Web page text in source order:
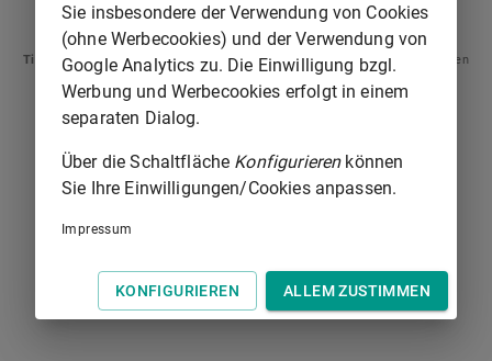
ARTIKEL 1 ARTIKEL 3
Tipp
: Swipen Sie auf dem Bildschirm links oder rechts zur Navigation zwischen
Normen.
Sie insbesondere der Verwendung von Cookies
(ohne Werbecookies) und der Verwendung von
Google Analytics zu. Die Einwilligung bzgl.
Werbung und Werbecookies erfolgt in einem
separaten Dialog.
Über die Schaltfläche Konfigurierenkönnen
Sie Ihre Einwilligungen/Cookies anpassen.
Impressum
KONFIGURIEREN ALLEM ZUSTIMMEN